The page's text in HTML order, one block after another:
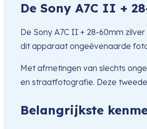
De Sony A7C II +
De Sony A7C II + 28-60mm
dit apparaat ongeëvenaarde
Met afmetingen van slechts
en straatfotografie. Deze
Belangrijkste